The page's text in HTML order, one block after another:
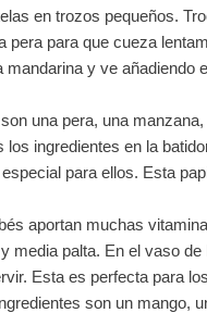
en trozos pequeños.
pera para que cueza
y ve añadiendo
una pera, una
ingredientes en la
para ellos. Esta
aportan muchas
media palta. En el vaso
Esta es perfecta para
son un mango,